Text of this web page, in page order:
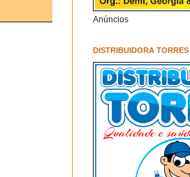
Anúncios
DISTRIBUIDORA TORRES